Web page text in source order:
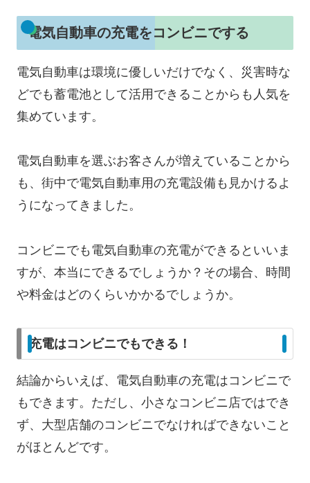
電気自動車の充電をコンビニでする
電気自動車は環境に優しいだけでなく、災害時な
どでも蓄電池として活用できることからも人気を
集めています。
電気自動車を選ぶお客さんが増えていることから
も、街中で電気自動車用の充電設備も見かけるよ
うになってきました。
コンビニでも電気自動車の充電ができるといいま
すが、本当にできるでしょうか？その場合、時間
や料金はどのくらいかかるでしょうか。
充電はコンビニでもできる！
結論からいえば、電気自動車の充電はコンビニで
もできます。ただし、小さなコンビニ店ではでき
ず、大型店舗のコンビニでなければできないこと
がほとんどです。